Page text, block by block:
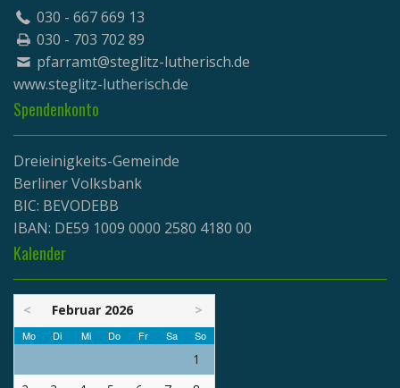
030 - 667 669 13
030 - 703 702 89
pfarramt@steglitz-lutherisch.de
www.steglitz-lutherisch.de
Spendenkonto
Dreieinigkeits-Gemeinde
Berliner Volksbank
BIC: BEVODEBB
IBAN: DE59 1009 0000 2580 4180 00
Kalender
< Februar 2026 >
Mo Di Mi Do Fr Sa So
1